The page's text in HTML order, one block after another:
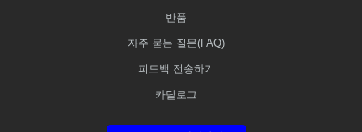
반품
자주 묻는 질문(FAQ)
피드백 전송하기
카탈로그